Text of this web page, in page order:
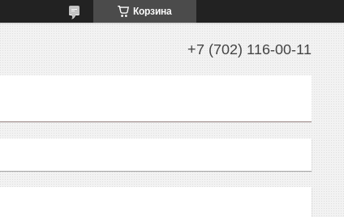
Корзина
+7 (702) 116-00-11